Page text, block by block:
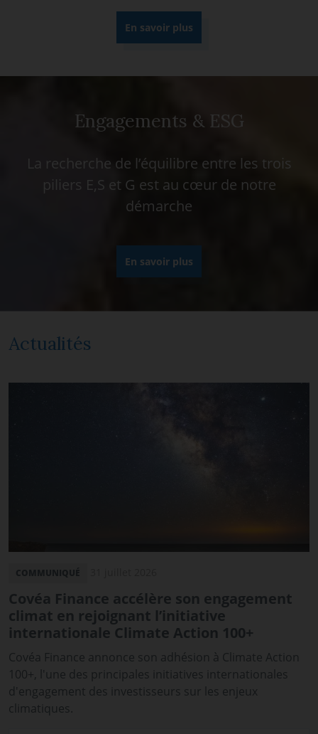
En savoir plus
Engagements & ESG
La recherche de l’équilibre entre les trois
piliers E,S et G est au cœur de notre
démarche
En savoir plus
Actualités
Covéa Finance accélère son engagement
climat en rejoignant l’initiative
internationale Climate Action 100+
Covéa Finance annonce son adhésion à Climate Action
100+, l'une des principales initiatives internationales
d'engagement des investisseurs sur les enjeux
climatiques.